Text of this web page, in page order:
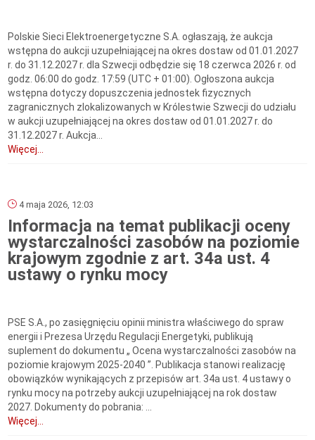
Polskie Sieci Elektroenergetyczne S.A. ogłaszają, że aukcja
wstępna do aukcji uzupełniającej na okres dostaw od 01.01.2027
r. do 31.12.2027 r. dla Szwecji odbędzie się 18 czerwca 2026 r. od
godz. 06:00 do godz. 17:59 (UTC + 01:00). Ogłoszona aukcja
wstępna dotyczy dopuszczenia jednostek fizycznych
zagranicznych zlokalizowanych w Królestwie Szwecji do udziału
w aukcji uzupełniającej na okres dostaw od 01.01.2027 r. do
31.12.2027 r. Aukcja...
Więcej...
4 maja 2026, 12:03
Informacja na temat publikacji oceny
wystarczalności zasobów na poziomie
krajowym zgodnie z art. 34a ust. 4
ustawy o rynku mocy
PSE S.A., po zasięgnięciu opinii ministra właściwego do spraw
energii i Prezesa Urzędu Regulacji Energetyki, publikują
suplement do dokumentu „ Ocena wystarczalności zasobów na
poziomie krajowym 2025-2040 ”. Publikacja stanowi realizację
obowiązków wynikających z przepisów art. 34a ust. 4 ustawy o
rynku mocy na potrzeby aukcji uzupełniającej na rok dostaw
2027. Dokumenty do pobrania: ...
Więcej...